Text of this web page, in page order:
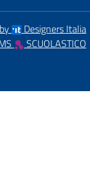
Designers Italia
SCUOLASTICO